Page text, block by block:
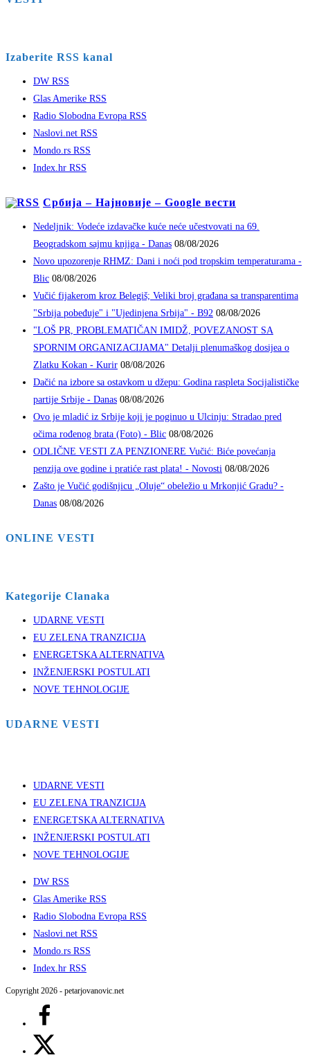
Izaberite RSS kanal
DW RSS
Glas Amerike RSS
Radio Slobodna Evropa RSS
Naslovi.net RSS
Mondo.rs RSS
Index.hr RSS
Србија – Најновије – Google вести
Nedeljnik: Vodeće izdavačke kuće neće učestvovati na 69.
Beogradskom sajmu knjiga - Danas 08/08/2026
Novo upozorenje RHMZ: Dani i noći pod tropskim temperaturama -
Blic 08/08/2026
Vučić fijakerom kroz Belegiš; Veliki broj građana sa transparentima
"Srbija pobeđuje" i "Ujedinjena Srbija" - B92 08/08/2026
"LOŠ PR, PROBLEMATIČAN IMIDŽ, POVEZANOST SA
SPORNIM ORGANIZACIJAMA" Detalji plenumaškog dosijea o
Zlatku Kokan - Kurir 08/08/2026
Dačić na izbore sa ostavkom u džepu: Godina raspleta Socijalističke
partije Srbije - Danas 08/08/2026
Ovo je mladić iz Srbije koji je poginuo u Ulcinju: Stradao pred
očima rođenog brata (Foto) - Blic 08/08/2026
ODLIČNE VESTI ZA PENZIONERE Vučić: Biće povećanja
penzija ove godine i pratiće rast plata! - Novosti 08/08/2026
Zašto je Vučić godišnjicu „Oluje“ obeležio u Mrkonjić Gradu? -
Danas 08/08/2026
ONLINE VESTI
Kategorije Clanaka
UDARNE VESTI
EU ZELENA TRANZICIJA
ENERGETSKA ALTERNATIVA
INŽENJERSKI POSTULATI
NOVE TEHNOLOGIJE
UDARNE VESTI
UDARNE VESTI
EU ZELENA TRANZICIJA
ENERGETSKA ALTERNATIVA
INŽENJERSKI POSTULATI
NOVE TEHNOLOGIJE
DW RSS
Glas Amerike RSS
Radio Slobodna Evropa RSS
Naslovi.net RSS
Mondo.rs RSS
Index.hr RSS
Copyright 2026 - petarjovanovic.net